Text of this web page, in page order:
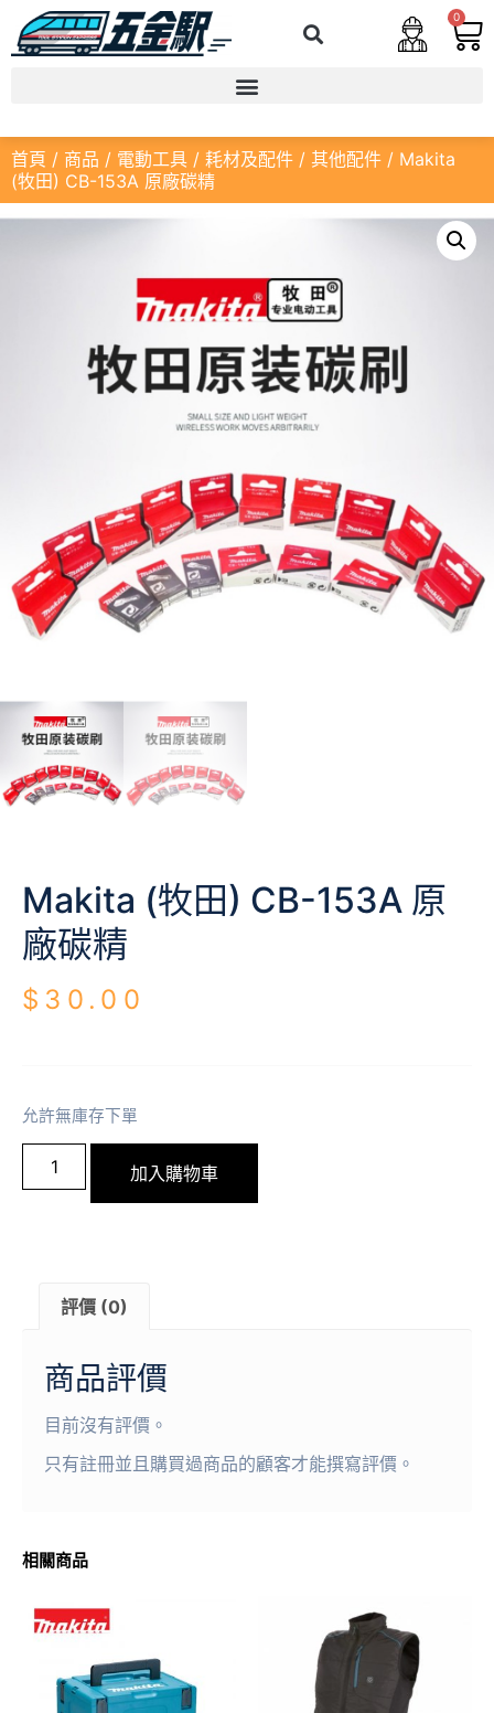
0
首頁 / 商品 / 電動工具 / 耗材及配件 / 其他配件 / Makita
(牧田) CB-153A 原廠碳精
Makita (牧田) CB-153A 原
廠碳精
$ 30.00
允許無庫存下單
加入購物車
評價 (0)
商品評價
目前沒有評價。
只有註冊並且購買過商品的顧客才能撰寫評價。
相關商品